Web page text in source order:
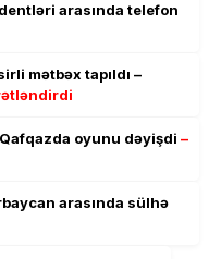
arasında telefon
mətbəx tapıldı –
oyunu dəyişdi –
arasında sülhə